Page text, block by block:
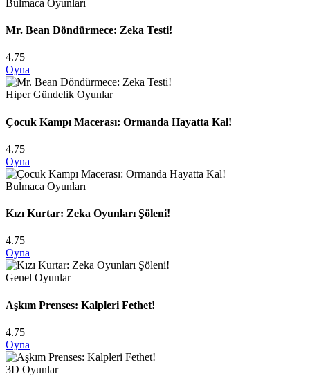
Bulmaca Oyunları
Mr. Bean Döndürmece: Zeka Testi!
4.75
Oyna
Hiper Gündelik Oyunlar
Çocuk Kampı Macerası: Ormanda Hayatta Kal!
4.75
Oyna
Bulmaca Oyunları
Kızı Kurtar: Zeka Oyunları Şöleni!
4.75
Oyna
Genel Oyunlar
Aşkım Prenses: Kalpleri Fethet!
4.75
Oyna
3D Oyunlar